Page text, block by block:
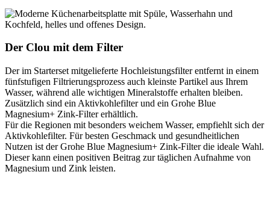
Der Clou mit dem Filter
Der im Starterset mitgelieferte Hochleistungsfilter entfernt in einem
fünfstufigen Filtrierungsprozess auch kleinste Partikel aus Ihrem
Wasser, während alle wichtigen Mineralstoffe erhalten bleiben.
Zusätzlich sind ein Aktivkohlefilter und ein Grohe Blue
Magnesium+ Zink-Filter erhältlich.
Für die Regionen mit besonders weichem Wasser, empfiehlt sich der
Aktivkohlefilter. Für besten Geschmack und gesundheitlichen
Nutzen ist der Grohe Blue Magnesium+ Zink-Filter die ideale Wahl.
Dieser kann einen positiven Beitrag zur täglichen Aufnahme von
Magnesium und Zink leisten.